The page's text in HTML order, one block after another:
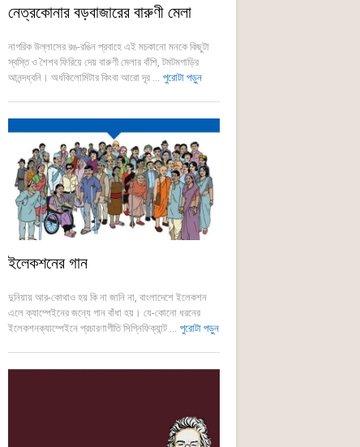
নেত্রকোনার বড়বাজারের বারুণী মেলা
নাগরিক উল্লাসের রঙ-রঙিন প্রবাহে এই মচকানো মনকে কিছুটা
স্বস্তি ও শৈশব ফিরিয়ে দেয় বারুণী মেলার বাঁশি, টমটমগাড়ির
আনন্দধ্বনি। অর্ধকিলোমিটার কিংবা আরো দূর ... পুরোটা পড়ুন
ইলেকশনের গান
দুনিয়ায় আর-কোথাও হয় কি না জানি না, বাংলাদেশে ইলেকশন
এলে ক্যাম্পেইনের জন্যে গান বাঁধা হয়। যে-কোনো ধরনের
ইলেকশনক্যাম্পেইনে প্রচারণাগীতি সিগ্নিফিক্যান্ট ... পুরোটা পড়ুন